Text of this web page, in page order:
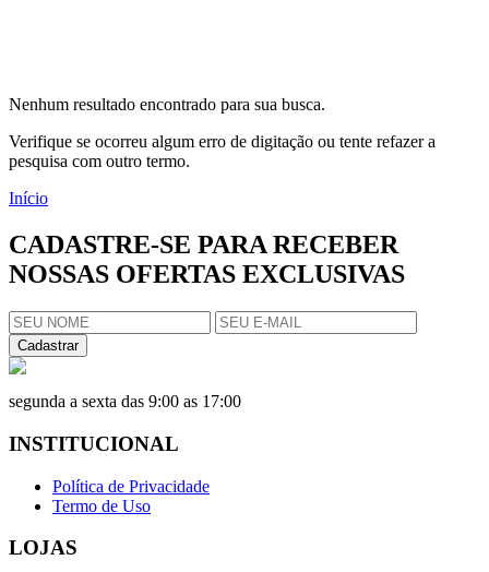
Nenhum resultado encontrado para sua busca.
Verifique se ocorreu algum erro de digitação ou tente refazer a
pesquisa com outro termo.
Início
CADASTRE-SE PARA RECEBER
NOSSAS OFERTAS EXCLUSIVAS
Cadastrar
segunda a sexta das 9:00 as 17:00
INSTITUCIONAL
Política de Privacidade
Termo de Uso
LOJAS